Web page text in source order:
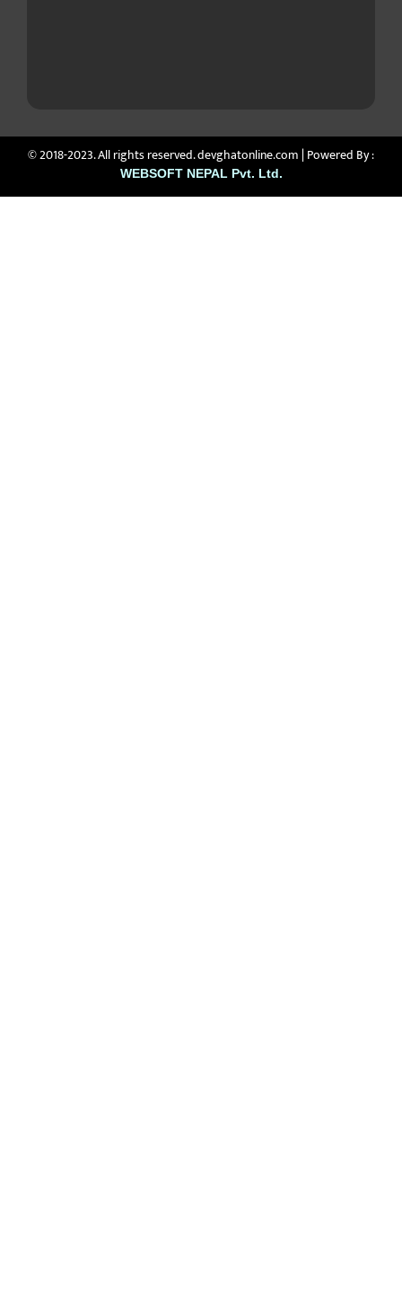
© 2018-2023. All rights reserved. devghatonline.com | Powered By :
WEBSOFT NEPAL Pvt. Ltd.